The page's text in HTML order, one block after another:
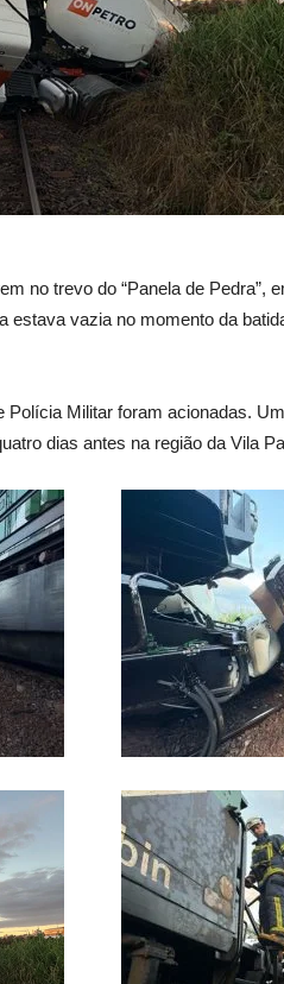
no trevo do “Panela de Pedra”,
estava vazia no momento da
Militar foram acionadas.
dias antes na região da Vila